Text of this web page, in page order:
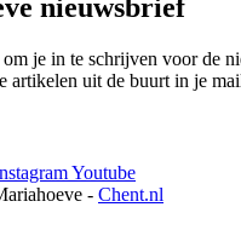
nieuwsbrief
je in te schrijven voor de
artikelen uit de buurt in je
Youtube
- Chent.nl